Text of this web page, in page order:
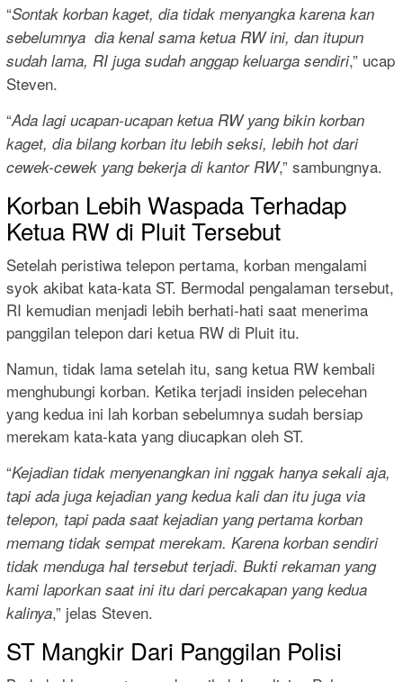
“Sontak korban kaget, dia tidak menyangka karena kan
sebelumnya dia kenal sama ketua RW ini, dan itupun
sudah lama, RI juga sudah anggap keluarga sendiri,” ucap
Steven.
“Ada lagi ucapan-ucapan ketua RW yang bikin korban
kaget, dia bilang korban itu lebih seksi, lebih hot dari
cewek-cewek yang bekerja di kantor RW,” sambungnya.
Korban Lebih Waspada Terhadap
Ketua RW di Pluit Tersebut
Setelah peristiwa telepon pertama, korban mengalami
syok akibat kata-kata ST. Bermodal pengalaman tersebut,
RI kemudian menjadi lebih berhati-hati saat menerima
panggilan telepon dari ketua RW di Pluit itu.
Namun, tidak lama setelah itu, sang ketua RW kembali
menghubungi korban. Ketika terjadi insiden pelecehan
yang kedua ini lah korban sebelumnya sudah bersiap
merekam kata-kata yang diucapkan oleh ST.
“Kejadian tidak menyenangkan ini nggak hanya sekali aja,
tapi ada juga kejadian yang kedua kali dan itu juga via
telepon, tapi pada saat kejadian yang pertama korban
memang tidak sempat merekam. Karena korban sendiri
tidak menduga hal tersebut terjadi. Bukti rekaman yang
kami laporkan saat ini itu dari percakapan yang kedua
kalinya,” jelas Steven.
ST Mangkir Dari Panggilan Polisi